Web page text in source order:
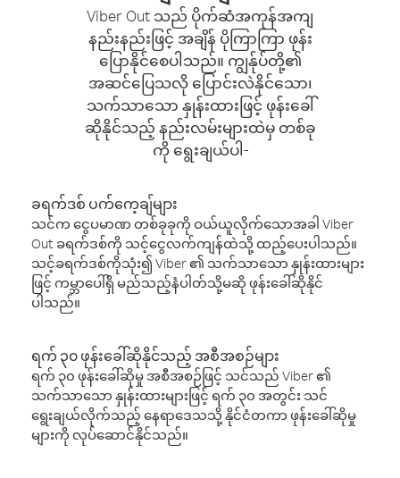
Viber Out သည် ပိုက်ဆံအကုန်အကျ
နည်းနည်းဖြင့် အချိန် ပိုကြာကြာ ဖုန်း
ပြောနိုင်စေပါသည်။ ကျွန်ုပ်တို့၏
အဆင်ပြေသလို ပြောင်းလဲနိုင်သော၊
သက်သာသော နှုန်းထားဖြင့် ဖုန်းခေါ်
ဆိုနိုင်သည့် နည်းလမ်းများထဲမှ တစ်ခု
ကို ရွေးချယ်ပါ-
ခရက်ဒစ် ပက်ကေ့ချ်များ
သင်က ငွေပမာဏ တစ်ခုခုကို ဝယ်ယူလိုက်သောအခါ Viber
Out ခရက်ဒစ်ကို သင့်ငွေလက်ကျန်ထဲသို့ ထည့်ပေးပါသည်။
သင့်ခရက်ဒစ်ကိုသုံး၍ Viber ၏ သက်သာသော နှုန်းထားများ
ဖြင့် ကမ္ဘာပေါ်ရှိ မည်သည့်နံပါတ်သို့မဆို ဖုန်းခေါ်ဆိုနိုင်
ပါသည်။
ရက် ၃၀ ဖုန်းခေါ်ဆိုနိုင်သည့် အစီအစဉ်များ
ရက် ၃၀ ဖုန်းခေါ်ဆိုမှု အစီအစဉ်ဖြင့် သင်သည် Viber ၏
သက်သာသော နှုန်းထားများဖြင့် ရက် ၃၀ အတွင်း သင်
ရွေးချယ်လိုက်သည့် နေရာဒေသသို့ နိုင်ငံတကာ ဖုန်းခေါ်ဆိုမှု
များကို လုပ်ဆောင်နိုင်သည်။